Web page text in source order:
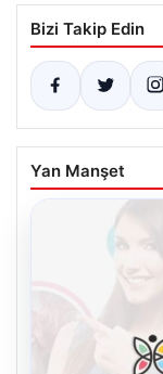
Bizi Takip Edin
Yan Manşet